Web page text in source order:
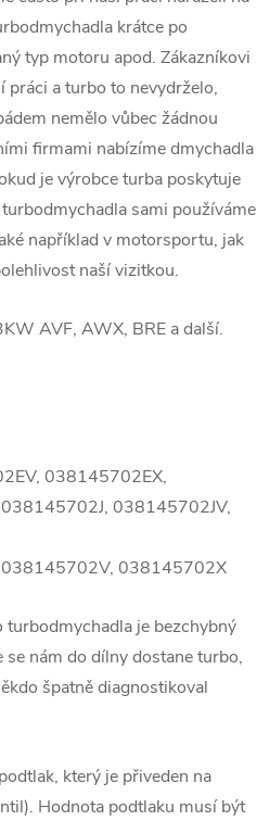
krátce po
typ motoru apod. Zákazníkovi
práci a turbo to nevydrželo,
nemělo vůbec žádnou
firmami nabízíme dmychadla
je výrobce turba poskytuje
sami používáme
například v motorsportu, jak
naší vizitkou.
AVF, AWX, BRE a další.
038145702EX,
038145702JV,
038145702X
turbodmychadla je bezchybný
nám do dílny dostane turbo,
špatně diagnostikoval
který je přiveden na
Hodnota podtlaku musí být